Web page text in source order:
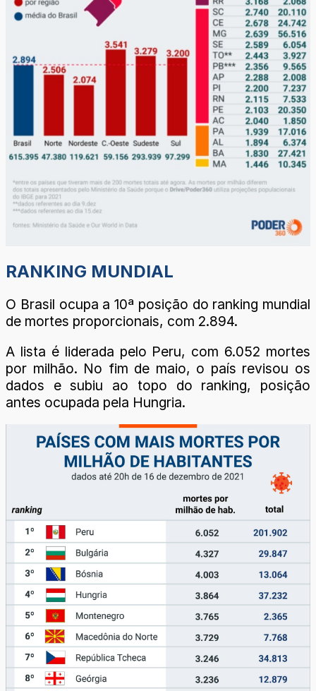
RANKING MUNDIAL
O Brasil ocupa a 10ª posição do ranking mundial
de mortes proporcionais, com 2.894.
A lista é liderada pelo Peru, com 6.052 mortes
por milhão. No fim de maio, o país revisou os
dados e subiu ao topo do ranking, posição
antes ocupada pela Hungria.